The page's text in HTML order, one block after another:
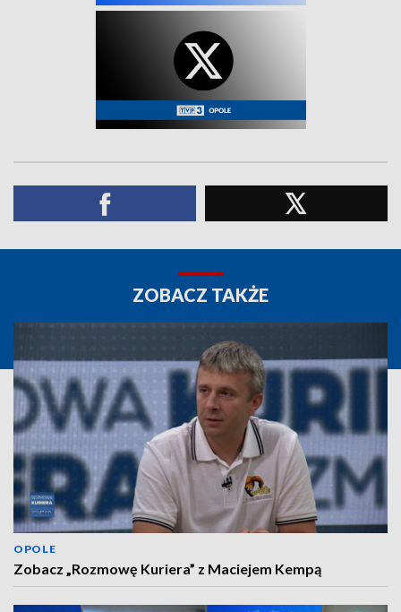
ZOBACZ TAKŻE
OPOLE
Zobacz „Rozmowę Kuriera” z Maciejem Kempą